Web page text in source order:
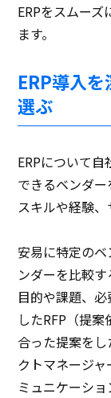
ERPをスムー
ます。
ERP導入
選ぶ
ERPについて
できるベンダ
スキルや経験、
安易に特定の
ンダーを比較
目的や課題、
したRFP（提
合った提案を
クトマネージ
ミュニケーシ